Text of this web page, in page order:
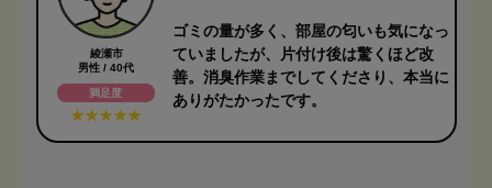
綾瀬市
男性 / 40代
満足度
ゴミの量が多く、部屋の匂いも気になっ
ていましたが、片付け後は驚くほど改
善。消臭作業までしてくださり、本当に
ありがたかったです。